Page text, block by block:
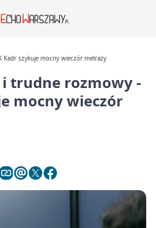
szykuje mocny wieczór metraży
trudne rozmowy -
mocny wieczór